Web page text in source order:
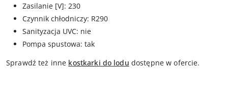
Zasilanie [V]: 230
Czynnik chłodniczy: R290
Sanityzacja UVC: nie
Pompa spustowa: tak
Sprawdź też inne kostkarki do lodu dostępne w ofercie.